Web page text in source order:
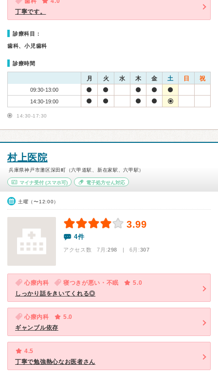
丁寧です。
診療科目：
歯科、小児歯科
診療時間
月 火 水 木 金 土 日 祝
09:30-13:00
14:30-19:00
14:30-17:30
村上医院
兵庫県神戸市灘区深田町（六甲道駅、新在家駅、六甲駅）
マイナ受付 (スマホ可) 電子処方せん対応
土曜（〜12:00）
3.99
4件
アクセス数 7月:298 | 6月:307
心療内科 寝つきが悪い・不眠
5.0
しっかり話をきいてくれる◎
心療内科
5.0
ギャンブル依存
4.5
丁寧で勉強熱心なお医者さん